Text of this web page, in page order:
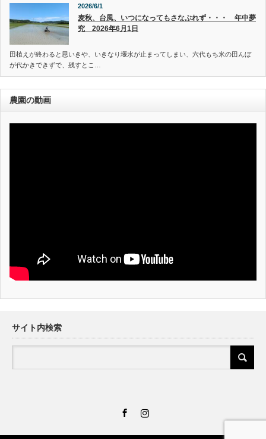
2026/6/1
麦秋、台風、いつになってもさなぶれず・・・ 年中夢
究 2026年6月1日
田植えが終わると思いきや、いきなり堰水が止まってしまい、六代もち米の田んぼ
が代かきできずで、残すとこ…
農園の動画
サイト内検索